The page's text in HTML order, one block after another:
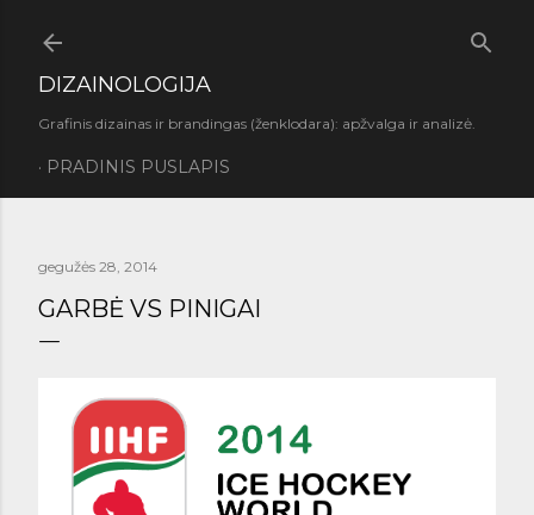
DIZAINOLOGIJA
Grafinis dizainas ir brandingas (ženklodara): apžvalga ir analizė.
PRADINIS PUSLAPIS
gegužės 28, 2014
GARBĖ VS PINIGAI